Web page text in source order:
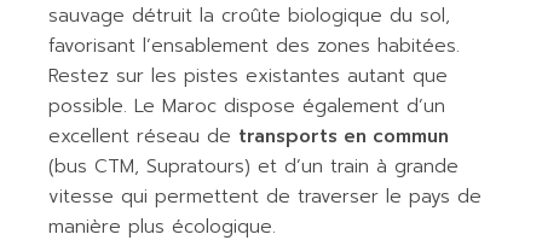
sauvage détruit la croûte biologique du sol,
favorisant l’ensablement des zones habitées.
Restez sur les pistes existantes autant que
possible. Le Maroc dispose également d’un
excellent réseau de transports en commun
(bus CTM, Supratours) et d’un train à grande
vitesse qui permettent de traverser le pays de
manière plus écologique.